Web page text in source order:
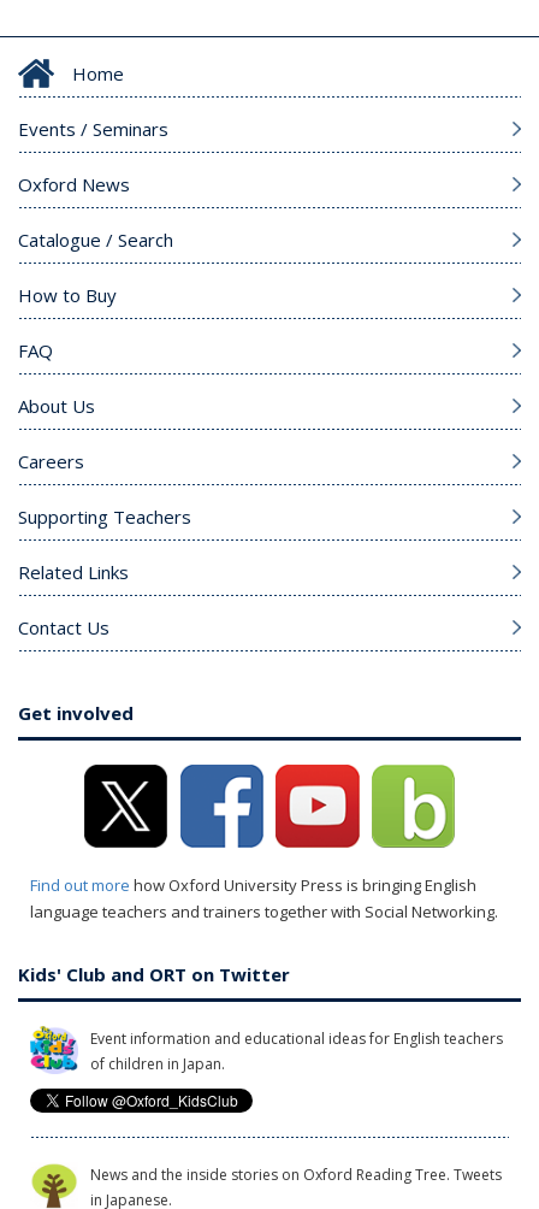
Home
Events / Seminars
Oxford News
Catalogue / Search
How to Buy
FAQ
About Us
Careers
Supporting Teachers
Related Links
Contact Us
Get involved
Find out more how Oxford University Press is bringing English
language teachers and trainers together with Social Networking.
Kids' Club and ORT on Twitter
Event information and educational ideas for English teachers
of children in Japan.
News and the inside stories on Oxford Reading Tree. Tweets
in Japanese.